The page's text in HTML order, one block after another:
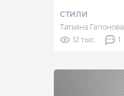
СТИЛИ
Татьяна Гапонова
12 тыс.
1